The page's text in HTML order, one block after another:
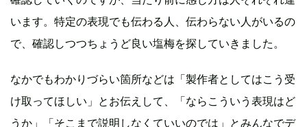
います。特定の表現でも伝わる人、伝わらない人がいるの
で、確認しつつちょうど良い塩梅を探していきました。
なかでもわかりづらい箇所などは「製作者としてはこう受
け取ってほしい」とお伝えして、「ならこういう表現はど
うか」「そこまで説明しなくていいのでは」とみんなでデ